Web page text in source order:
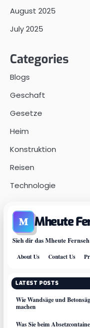
August 2025
July 2025
Categories
Blogs
Geschaft
Gesetze
Heim
Konstruktion
Reisen
Technologie
M Mheute
Sieh dir das Mheute
About Us Contact Us
LATEST POSTS
Wie Wandsäge und
machen
Was Sie beim